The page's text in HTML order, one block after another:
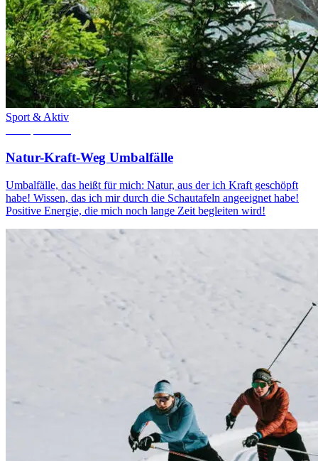
Sport & Aktiv
Natur-Kraft-Weg Umbalfälle
Umbalfälle, das heißt für mich: Natur, aus der ich Kraft geschöpft
habe! Wissen, das ich mir durch die Schautafeln angeeignet habe!
Positive Energie, die mich noch lange Zeit begleiten wird!